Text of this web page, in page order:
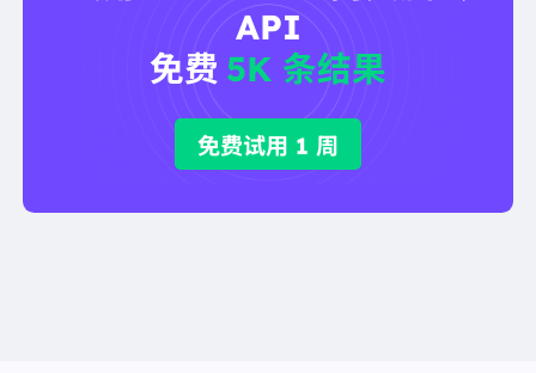
API
免费 5K 条结果
免费试用 1 周